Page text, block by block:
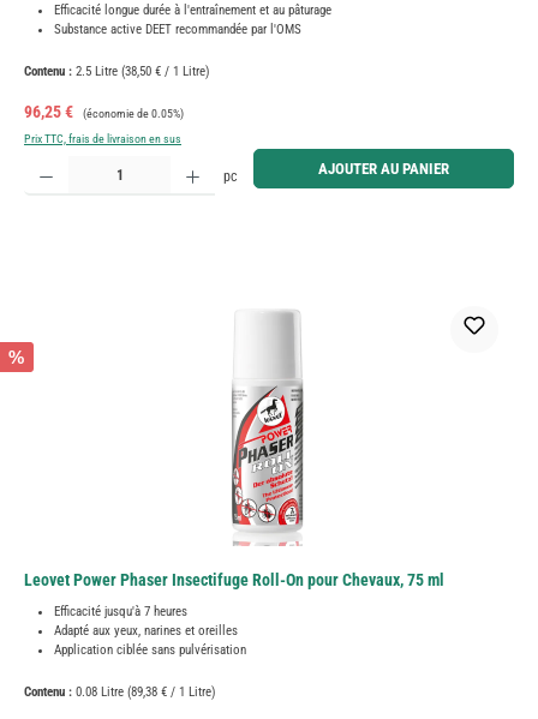
Efficacité longue durée à l'entraînement et au pâturage
Substance active DEET recommandée par l'OMS
Contenu : 2.5 Litre (38,50 € / 1 Litre)
Prix de vente :
96,25 € Prix régulier :
(économie de 0.05%)
Prix TTC, frais de livraison en sus
Quantité de produit : Entrez la quantité souhaitée ou utilisez les boutons pour augmenter ou
pc AJOUTER AU PANIER
%
Leovet Power Phaser Insectifuge Roll-On pour Chevaux, 75 ml
Efficacité jusqu'à 7 heures
Adapté aux yeux, narines et oreilles
Application ciblée sans pulvérisation
Contenu : 0.08 Litre (89,38 € / 1 Litre)